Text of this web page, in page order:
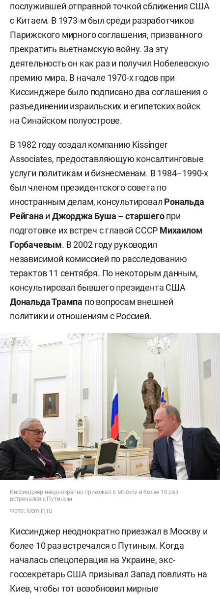
послужившей отправной точкой сближения США
с Китаем. В 1973-м был среди разработчиков
Парижского мирного соглашения, призванного
прекратить вьетнамскую войну. За эту
деятельность он как раз и получил Нобелевскую
премию мира. В начале 1970-х годов при
Киссинджере было подписано два соглашения о
разъединении израильских и египетских войск
на Синайском полуострове.
В 1982 году создал компанию Kissinger
Associates, предоставляющую консалтинговые
услуги политикам и бизнесменам. В 1984–1990-х
был членом президентского совета по
иностранным делам, консультировал Рональда
Рейгана иДжорджа Буша – старшегопри
подготовке их встреч с главой СССР Михаилом
Горбачевым. В 2002 году руководил
независимой комиссией по расследованию
терактов 11 сентября. По некоторым данным,
консультировал бывшего президента США
Дональда Трампа по вопросам внешней
политики и отношениям с Россией.
Киссинджер неоднократно приезжал в Москву и более 10 раз
встречался с Путиным
Фото: kremlin.ru
Киссинджер неоднократно приезжал в Москву и
более 10 раз встречался с Путиным. Когда
началась спецоперация на Украине, экс-
госсекретарь США призывал Запад повлиять на
Киев, чтобы тот возобновил мирные